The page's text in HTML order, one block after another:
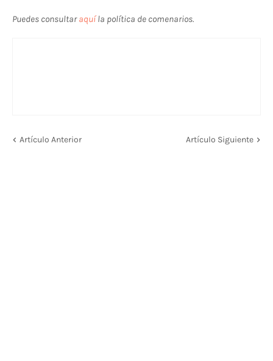
Puedes consultaraquíla política de comenarios.
Artículo Anterior Artículo Siguiente